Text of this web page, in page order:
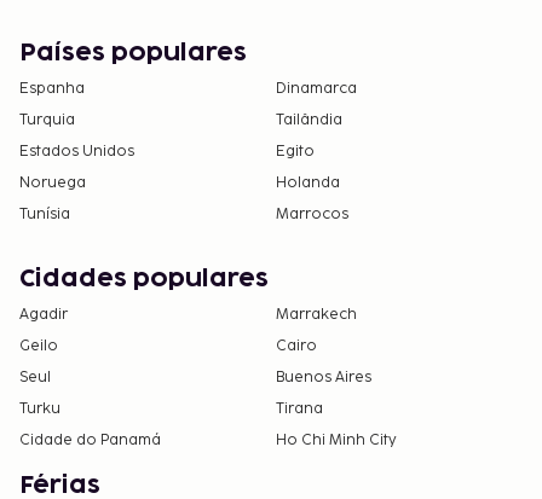
Países populares
Espanha
Dinamarca
Turquia
Tailândia
Estados Unidos
Egito
Noruega
Holanda
Tunísia
Marrocos
Cidades populares
Agadir
Marrakech
Geilo
Cairo
Seul
Buenos Aires
Turku
Tirana
Cidade do Panamá
Ho Chi Minh City
Férias